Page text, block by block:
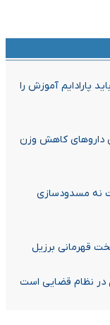
پارادایم آموزش را
کاهش وزن
نه مسدودسازی
قهرمانی برزیل
در نظام قضایی است